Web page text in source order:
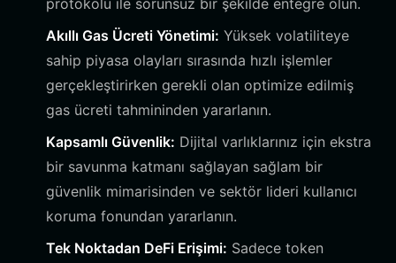
protokolü ile sorunsuz bir şekilde entegre olun.
Akıllı Gas Ücreti Yönetimi: Yüksek volatiliteye
sahip piyasa olayları sırasında hızlı işlemler
gerçekleştirirken gerekli olan optimize edilmiş
gas ücreti tahmininden yararlanın.
Kapsamlı Güvenlik: Dijital varlıklarınız için ekstra
bir savunma katmanı sağlayan sağlam bir
güvenlik mimarisinden ve sektör lideri kullanıcı
koruma fonundan yararlanın.
Tek Noktadan DeFi Erişimi: Sadece token